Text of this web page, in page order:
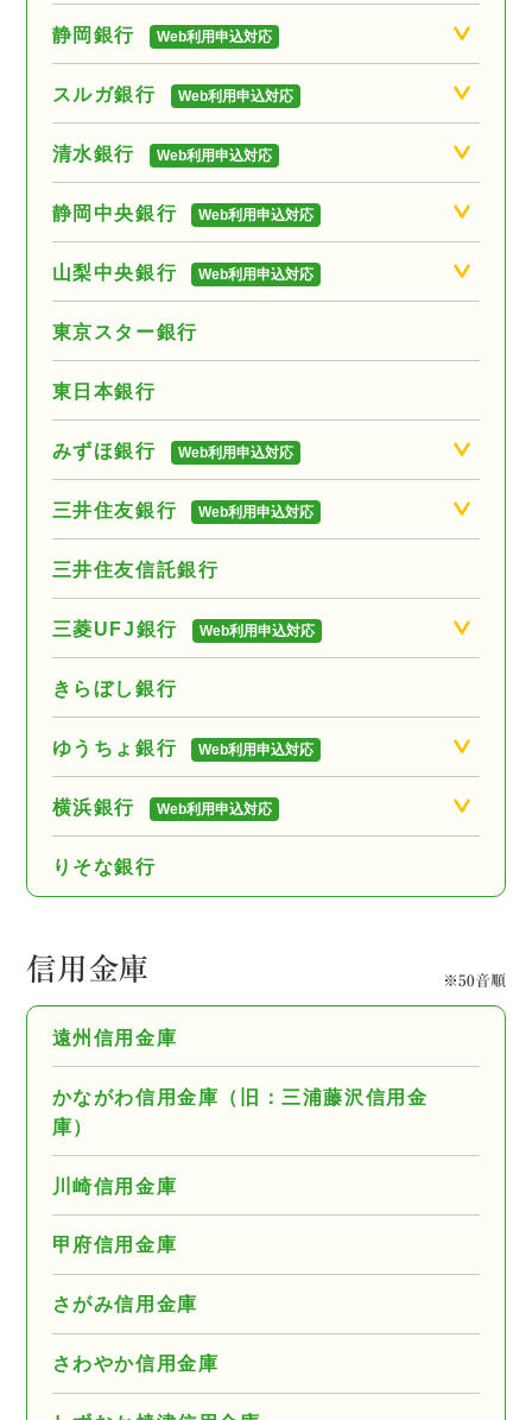
静岡銀行 Web利用申込対応
スルガ銀行 Web利用申込対応
清水銀行 Web利用申込対応
静岡中央銀行 Web利用申込対応
山梨中央銀行 Web利用申込対応
東京スター銀行
東日本銀行
みずほ銀行 Web利用申込対応
三井住友銀行 Web利用申込対応
三井住友信託銀行
三菱UFJ銀行 Web利用申込対応
きらぼし銀行
ゆうちょ銀行 Web利用申込対応
横浜銀行 Web利用申込対応
りそな銀行
信用金庫 ※50音順
遠州信用金庫
かながわ信用金庫（旧：三浦藤沢信用金
庫）
川崎信用金庫
甲府信用金庫
さがみ信用金庫
さわやか信用金庫